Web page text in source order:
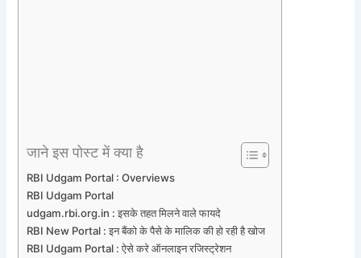
जाने इस पोस्ट में क्या है
RBI Udgam Portal : Overviews
RBI Udgam Portal
udgam.rbi.org.in : इसके तहत मिलने वाले फायदे
RBI New Portal : इन बैंको के पैसे के मालिक की हो रही है खोज
RBI Udgam Portal : ऐसे करे ऑनलाइन रजिस्ट्रेशन